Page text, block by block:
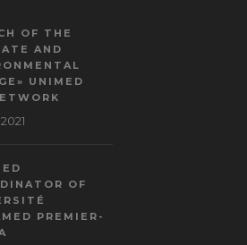
OF THE
AND
UNIMED
OF
PREMIER-